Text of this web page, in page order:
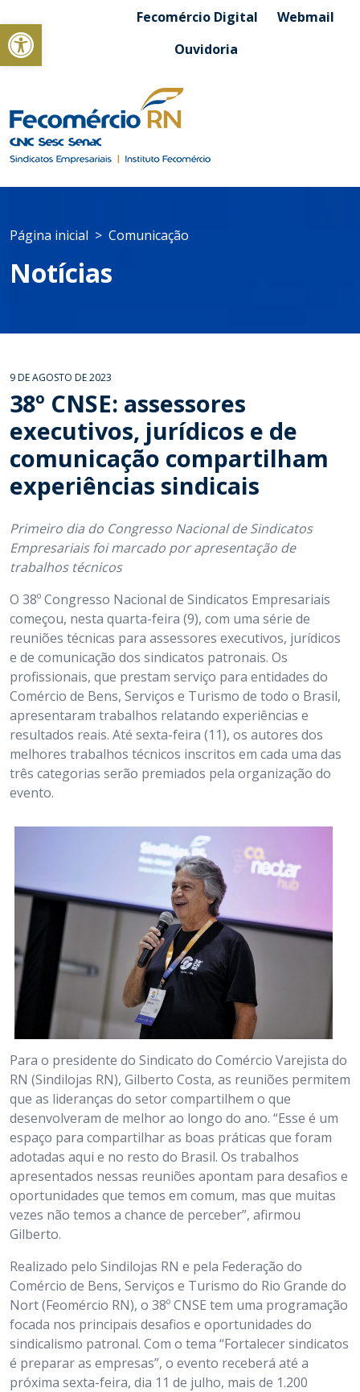
Abrir a barra de ferramentasFecomércio Digital
Webmail
Ouvidoria
Página inicial Comunicação
Notícias
9 DE AGOSTO DE 2023
38º CNSE: assessores
executivos, jurídicos e de
comunicação compartilham
experiências sindicais
Primeiro dia do Congresso Nacional de Sindicatos
Empresariais foi marcado por apresentação de
trabalhos técnicos
O 38º Congresso Nacional de Sindicatos Empresariais
começou, nesta quarta-feira (9), com uma série de
reuniões técnicas para assessores executivos, jurídicos
e de comunicação dos sindicatos patronais. Os
profissionais, que prestam serviço para entidades do
Comércio de Bens, Serviços e Turismo de todo o Brasil,
apresentaram trabalhos relatando experiências e
resultados reais. Até sexta-feira (11), os autores dos
melhores trabalhos técnicos inscritos em cada uma das
três categorias serão premiados pela organização do
evento.
Para o presidente do Sindicato do Comércio Varejista do
RN (Sindilojas RN), Gilberto Costa, as reuniões permitem
que as lideranças do setor compartilhem o que
desenvolveram de melhor ao longo do ano. “Esse é um
espaço para compartilhar as boas práticas que foram
adotadas aqui e no resto do Brasil. Os trabalhos
apresentados nessas reuniões apontam para desafios e
oportunidades que temos em comum, mas que muitas
vezes não temos a chance de perceber”, afirmou
Gilberto.
Realizado pelo Sindilojas RN e pela Federação do
Comércio de Bens, Serviços e Turismo do Rio Grande do
Nort (Feomércio RN), o 38º CNSE tem uma programação
focada nos principais desafios e oportunidades do
sindicalismo patronal. Com o tema “Fortalecer sindicatos
é preparar as empresas”, o evento receberá até a
próxima sexta-feira, dia 11 de julho, mais de 1.200